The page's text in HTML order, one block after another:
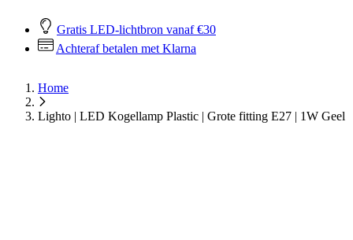
Gratis LED-lichtbron vanaf €30
Achteraf betalen met Klarna
Home
Lighto | LED Kogellamp Plastic | Grote fitting E27 | 1W Geel